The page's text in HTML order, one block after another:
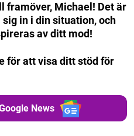
framöver, Michael! Det är
in i din situation, och
av ditt mod!
för att visa ditt stöd för
News